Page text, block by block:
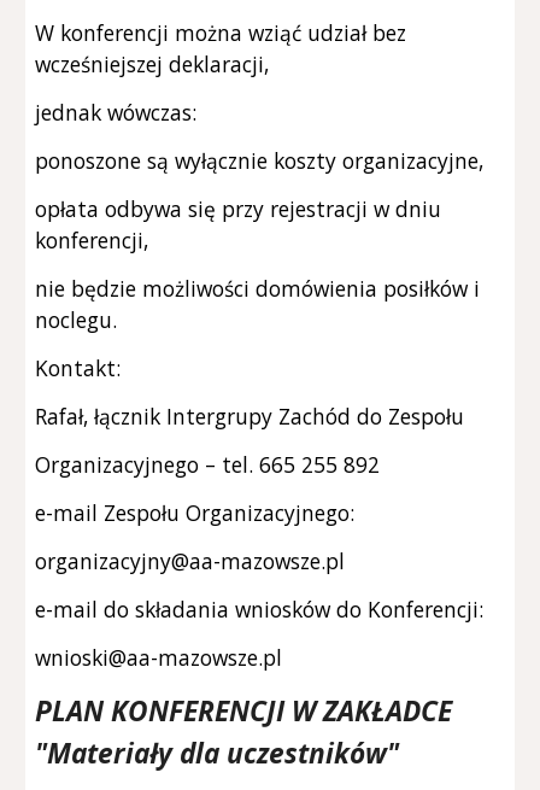
W konferencji można wziąć udział bez
wcześniejszej deklaracji,
jednak wówczas:
ponoszone są wyłącznie koszty organizacyjne,
opłata odbywa się przy rejestracji w dniu
konferencji,
nie będzie możliwości domówienia posiłków i
noclegu.
Kontakt:
Rafał, łącznik Intergrupy Zachód do Zespołu
Organizacyjnego – tel. 665 255 892
e-mail Zespołu Organizacyjnego:
organizacyjny@aa-mazowsze.pl
e-mail do składania wniosków do Konferencji:
wnioski@aa-mazowsze.pl
PLAN KONFERENCJI W ZAKŁADCE
"Materiały dla uczestników"